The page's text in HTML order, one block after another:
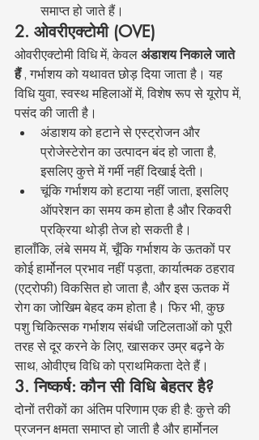
समाप्त हो जाते हैं।
2. ओवरीएक्टोमी (OVE)
ओवरीएक्टोमी विधि में, केवल अंडाशय निकाले जाते
हैं , गर्भाशय को यथावत छोड़ दिया जाता है। यह
विधि युवा, स्वस्थ महिलाओं में, विशेष रूप से यूरोप में,
पसंद की जाती है।
अंडाशय को हटाने से एस्ट्रोजन और
प्रोजेस्टेरोन का उत्पादन बंद हो जाता है,
इसलिए कुत्ते में गर्मी नहीं दिखाई देती।
चूंकि गर्भाशय को हटाया नहीं जाता, इसलिए
ऑपरेशन का समय कम होता है और रिकवरी
प्रक्रिया थोड़ी तेज हो सकती है।
हालाँकि, लंबे समय में, चूँकि गर्भाशय के ऊतकों पर
कोई हार्मोनल प्रभाव नहीं पड़ता, कार्यात्मक ठहराव
(एट्रोफी) विकसित हो जाता है, और इस ऊतक में
रोग का जोखिम बेहद कम होता है। फिर भी, कुछ
पशु चिकित्सक गर्भाशय संबंधी जटिलताओं को पूरी
तरह से दूर करने के लिए, खासकर उम्र बढ़ने के
साथ, ओवीएच विधि को प्राथमिकता देते हैं।
3. निष्कर्ष: कौन सी विधि बेहतर है?
दोनों तरीकों का अंतिम परिणाम एक ही है: कुत्ते की
प्रजनन क्षमता समाप्त हो जाती है और हार्मोनल